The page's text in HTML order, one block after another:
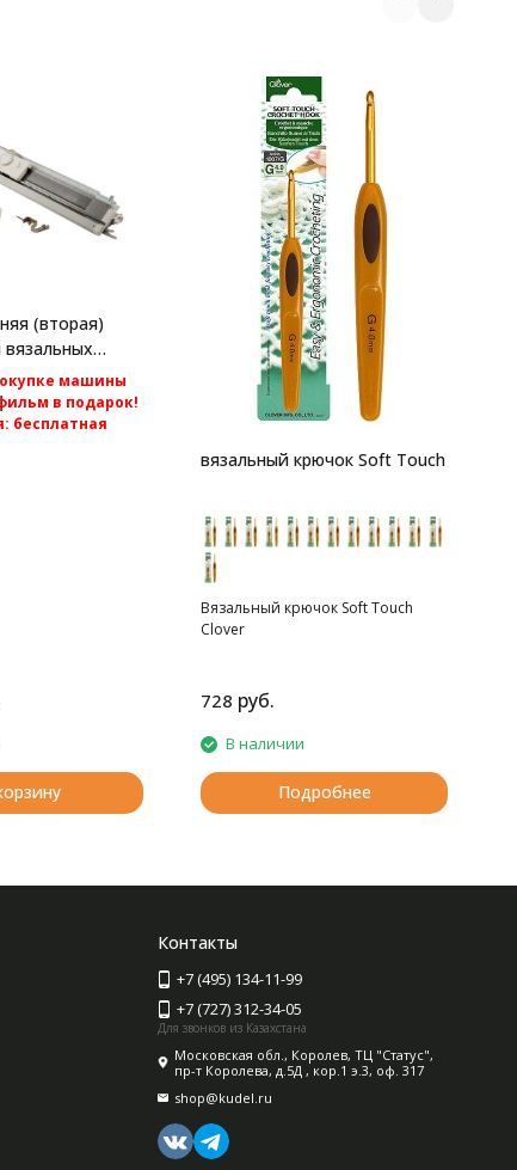
(вторая)
машины
в подарок!
бесплатная
вязальный крючок Soft Touch
Вязальный крючок Soft Touch
Clover
728 руб.
В наличии
Подробнее
Контакты
+7 (495) 134-11-99
+7 (727) 312-34-05
Для звонков из Казахстана
Московская обл., Королев, ТЦ "Статус",
пр-т Королева, д.5Д , кор.1 э.3, оф. 317
shop@kudel.ru